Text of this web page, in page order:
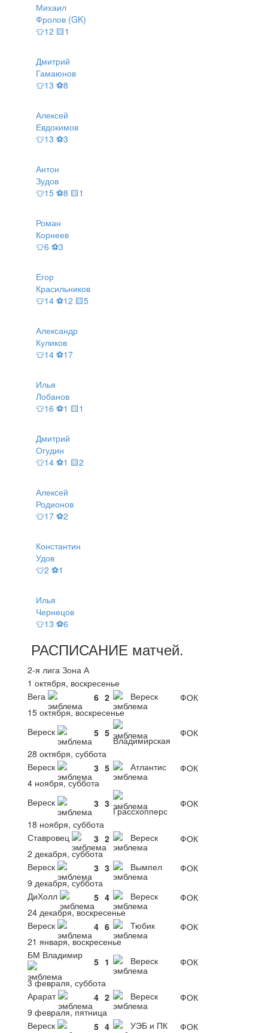
Михаил
Фролов (GK)
👕12 🟨1
Дмитрий
Гамаюнов
👕13 ⚽8
Алексей
Евдокимов
👕13 ⚽3
Антон
Зудов
👕15 ⚽8 🟨1
Роман
Корнеев
👕6 ⚽3
Егор
Красильников
👕14 ⚽12 🟨5
Александр
Куликов
👕14 ⚽17
Илья
Лобанов
👕16 ⚽1 🟨1
Дмитрий
Огудин
👕14 ⚽1 🟨2
Алексей
Родионов
👕17 ⚽2
Константин
Удов
👕2 ⚽1
Илья
Чернецов
👕13 ⚽6
РАСПИСАНИЕ матчей.
2-я лига Зона А
1 октября, воскресенье
Вега
6 2 Вереск
ФОК
15 октября, воскресенье
Вереск
5 5
Владимирская
ФОК
28 октября, суббота
Вереск
3 5 Атлантис
ФОК
4 ноября, суббота
Вереск
3 3
Грассхопперс
ФОК
18 ноября, суббота
Ставровец
3 2 Вереск
ФОК
2 декабря, суббота
Вереск
3 3 Вымпел
ФОК
9 декабря, суббота
ДиХолл
5 4 Вереск
ФОК
24 декабря, воскресенье
Вереск
4 6 Тюбик
ФОК
21 января, воскресенье
БМ Владимир
5 1 Вереск
ФОК
3 февраля, суббота
Арарат
4 2 Вереск
ФОК
9 февраля, пятница
Вереск
5 4 УЭБ и ПК
ФОК